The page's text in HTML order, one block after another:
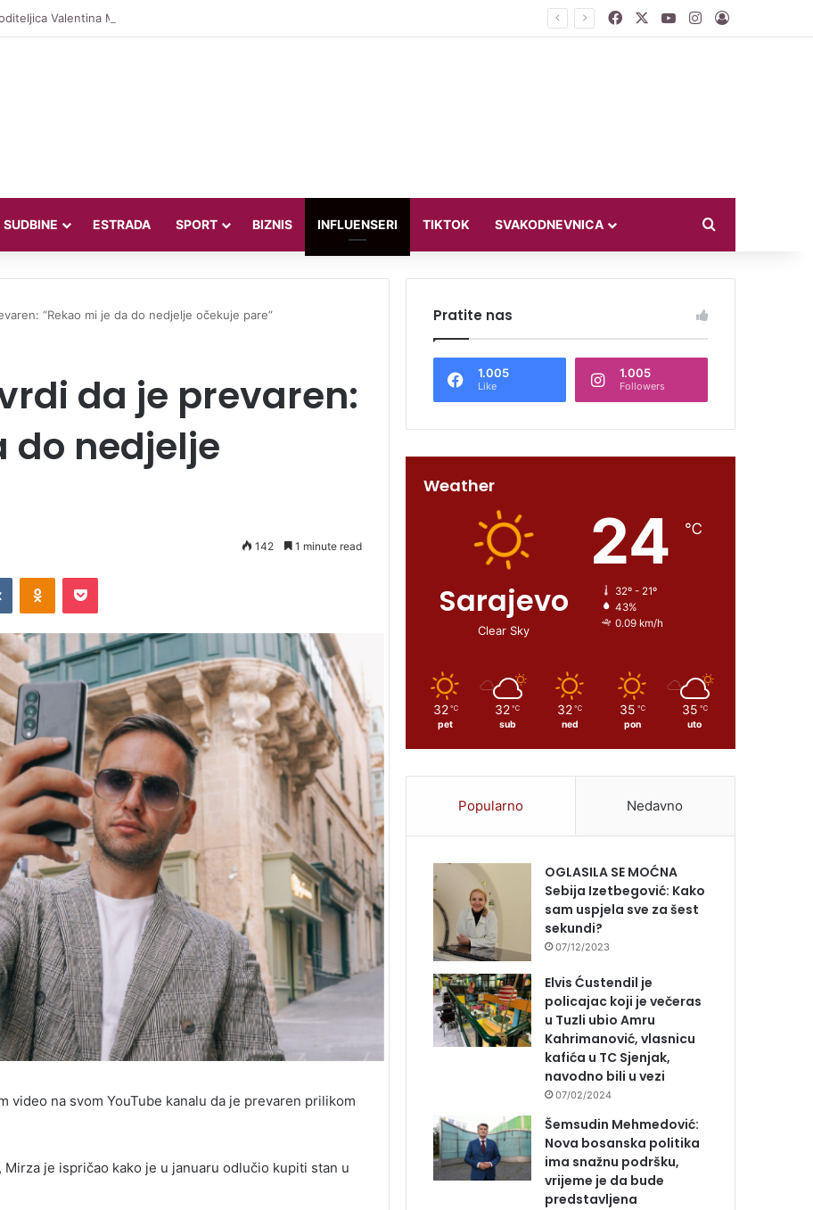
Valentina Miletić koju porede s Dilettom Leotom oduševila pozirajući u bikiniju FacebookYouTubeInstagram
Log In
SUDBINE ESTRADA SPORT BIZNIS INFLUENSERI TIKTOK SVAKODNEVNICA
“Rekao mi je da do nedjelje očekuje pare”
da je prevaren:
do nedjelje
142 1 minute read
VKontakteOdnoklassniki
Pocket
video na svom YouTube kanalu da je prevaren prilikom
je ispričao kako je u januaru odlučio kupiti stan u
Pratite nas
1.005
Like
1.005
Followers
Weather
Sarajevo
Clear Sky
24 ℃
32º - 21º
43%
0.09 km/h
32 ℃
pet
32 ℃
sub
32 ℃
ned
35 ℃
pon
35 ℃
uto
Popularno Nedavno
OGLASILA SE MOĆNA
Sebija Izetbegović: Kako
sam uspjela sve za šest
sekundi?
07/12/2023
Elvis Ćustendil je
policajac koji je večeras
u Tuzli ubio Amru
Kahrimanović, vlasnicu
kafića u TC Sjenjak,
navodno bili u vezi
07/02/2024
Šemsudin Mehmedović:
Nova bosanska politika
ima snažnu podršku,
vrijeme je da bude
predstavljena